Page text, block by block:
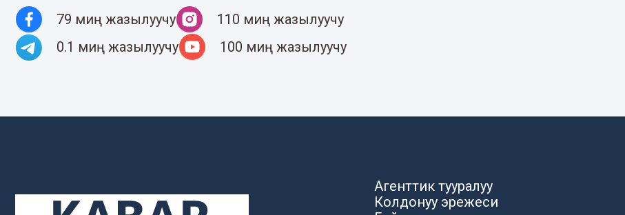
79 миң жазылуучу
110 миң жазылуучу
0.1 миң жазылуучу
100 миң жазылуучу
Агенттик тууралуу
Колдонуу эрежеси